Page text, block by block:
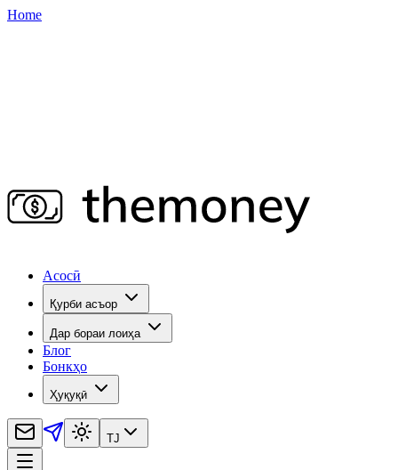
Home
Асосӣ
Қурби асъор
Дар бораи лоиҳа
Блог
Бонкҳо
Ҳуқуқӣ
TJ